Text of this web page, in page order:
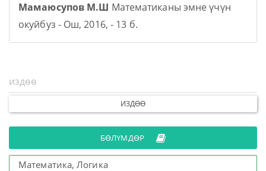
Мамаюсупов М.Ш Математиканы эмне үчүн
окуйбуз - Ош, 2016, - 13 б.
ИЗДӨӨ
БӨЛҮМДӨР
Математика, Логика